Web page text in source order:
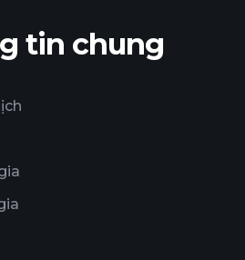
tin chung